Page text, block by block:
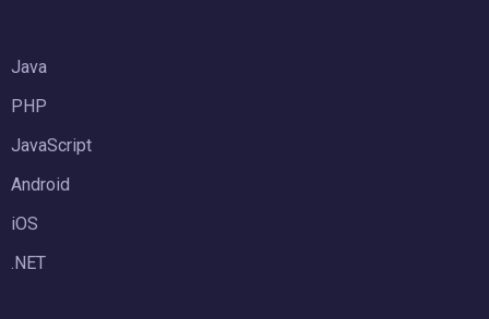
Java
PHP
JavaScript
Android
iOS
.NET